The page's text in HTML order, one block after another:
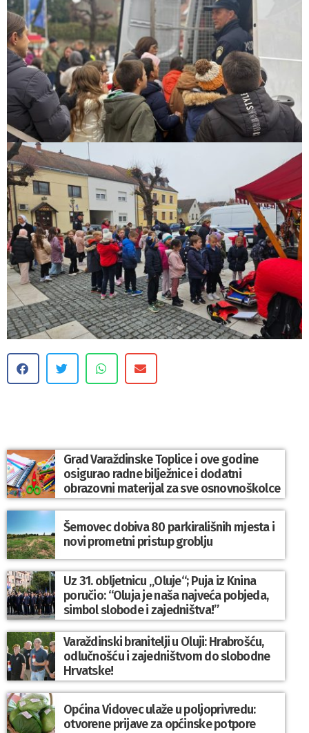
Grad Varaždinske Toplice i ove godine
osigurao radne bilježnice i dodatni
obrazovni materijal za sve osnovnoškolce
Šemovec dobiva 80 parkirališnih mjesta i
novi prometni pristup groblju
Uz 31. obljetnicu „Oluje“; Puja iz Knina
poručio: “Oluja je naša najveća pobjeda,
simbol slobode i zajedništva!”
Varaždinski branitelji u Oluji: Hrabrošću,
odlučnošću i zajedništvom do slobodne
Hrvatske!
Općina Vidovec ulaže u poljoprivredu:
otvorene prijave za općinske potpore